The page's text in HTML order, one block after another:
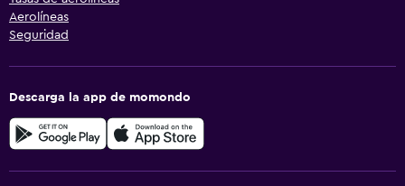
Aerolíneas
Seguridad
Descarga la app de momondo